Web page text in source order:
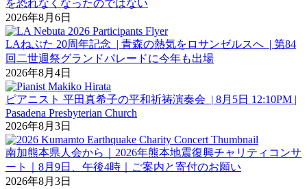
を恐れなくなったのではない
2026年8月6日
LAねぶた 20周年記念 | 青森の熱気をロサンゼルスへ | 第84
回二世週祭グランドパレードに今年も出場
2026年8月4日
ピアニスト 平田真希子の平和祈祷演奏会 | 8月5日 12:10PM |
Pasadena Presbyterian Church
2026年8月3日
南加熊本県人会から｜2026年熊本地震復興チャリティコンサ
ート｜8月9日、午後4時｜ご案内と寄付のお願い
2026年8月3日